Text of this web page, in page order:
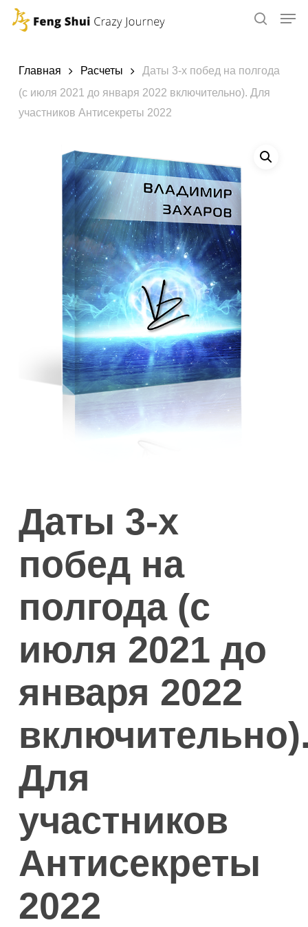
Skip
contentГлавная Расчеты
Даты 3-х побед на полгода
(с июля 2021 до января 2022 включительно). Для
участников Антисекреты 2022
Даты 3-х
побед на
полгода (с
июля 2021 до
января 2022
Для
участников
Антисекреты
2022